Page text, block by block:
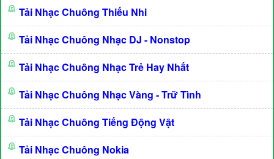
Tải Nhạc Chuông Thiếu Nhi
Tải Nhạc Chuông Nhạc DJ - Nonstop
Tải Nhạc Chuông Nhạc Trẻ Hay Nhất
Tải Nhạc Chuông Nhạc Vàng - Trữ Tình
Tải Nhạc Chuông Tiếng Động Vật
Tải Nhạc Chuông Nokia